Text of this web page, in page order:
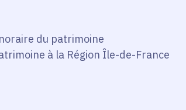
du patrimoine
à la Région Île-de-France